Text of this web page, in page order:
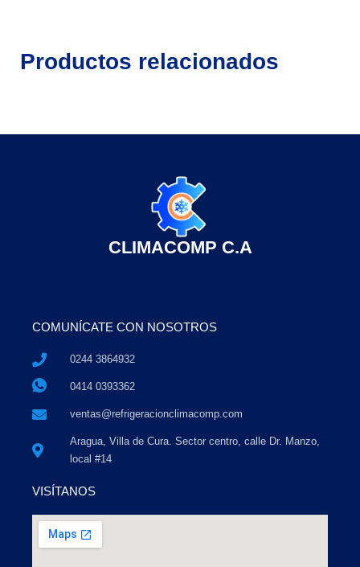
Productos relacionados
CLIMACOMP C.A
COMUNÍCATE CON NOSOTROS
0244 3864932
0414 0393362
ventas@refrigeracionclimacomp.com
Aragua, Villa de Cura. Sector centro, calle Dr. Manzo,
local #14
VISÍTANOS